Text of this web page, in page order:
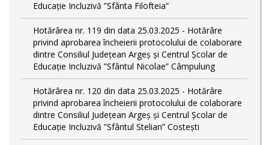
Educație Incluzivă ”Sfânta Filofteia”
Hotărârea nr. 119 din data 25.03.2025 - Hotărâre
privind aprobarea încheierii protocolului de colaborare
dintre Consiliul Județean Argeș și Centrul Școlar de
Educație Incluzivă ”Sfântul Nicolae” Câmpulung
Hotărârea nr. 120 din data 25.03.2025 - Hotărâre
privind aprobarea încheierii protocolului de colaborare
dintre Consiliul Județean Argeș și Centrul Școlar de
Educație Incluzivă ”Sfântul Stelian” Costești